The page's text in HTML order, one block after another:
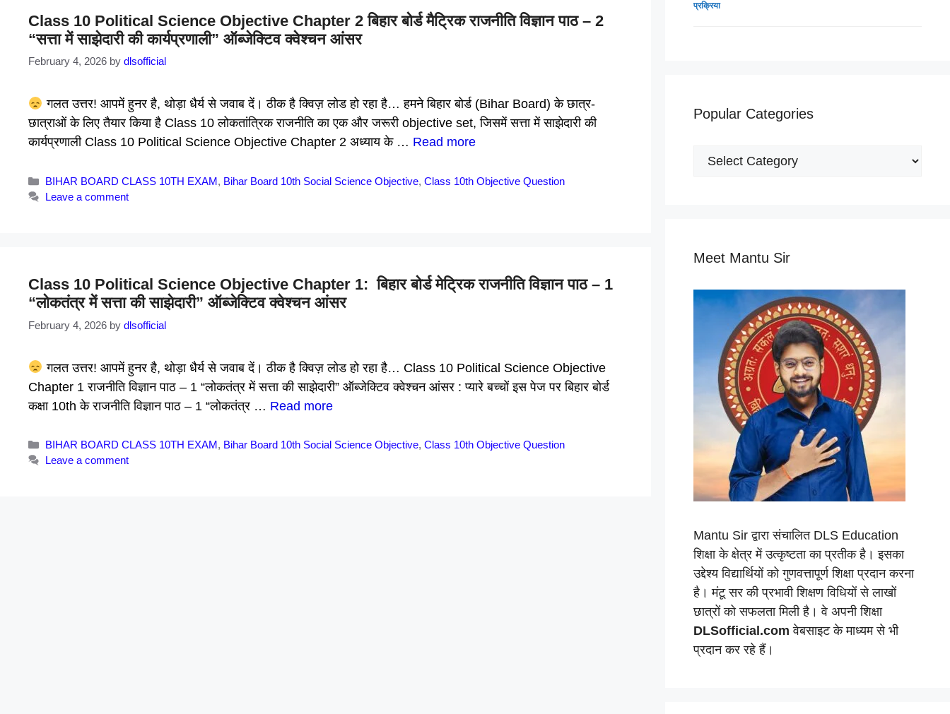
Class 10 Political Science Objective Chapter 2 बिहार बोर्ड मैट्रिक राजनीति विज्ञान पाठ – 2
“सत्ता में साझेदारी की कार्यप्रणाली” ऑब्जेक्टिव क्वेश्चन आंसर
February 4, 2026 by dlsofficial
गलत उत्तर! आपमें हुनर है, थोड़ा धैर्य से जवाब दें। ठीक है क्विज़ लोड हो रहा है… हमने बिहार बोर्ड (Bihar Board) के छात्र-
छात्राओं के लिए तैयार किया है Class 10 लोकतांत्रिक राजनीति का एक और जरूरी objective set, जिसमें सत्ता में साझेदारी की
कार्यप्रणाली Class 10 Political Science Objective Chapter 2 अध्याय के … Read more
Categories
BIHAR BOARD CLASS 10TH EXAM, Bihar Board 10th Social Science Objective,Class 10th Objective Question
Leave a comment
Class 10 Political Science Objective Chapter 1: बिहार बोर्ड मेट्रिक राजनीति विज्ञान पाठ – 1
“लोकतंत्र में सत्ता की साझेदारी” ऑब्जेक्टिव क्वेश्चन आंसर
February 4, 2026 by dlsofficial
गलत उत्तर! आपमें हुनर है, थोड़ा धैर्य से जवाब दें। ठीक है क्विज़ लोड हो रहा है… Class 10 Political Science Objective
Chapter 1 राजनीति विज्ञान पाठ – 1 “लोकतंत्र में सत्ता की साझेदारी” ऑब्जेक्टिव क्वेश्चन आंसर : प्यारे बच्चों इस पेज पर बिहार बोर्ड
कक्षा 10th के राजनीति विज्ञान पाठ – 1 “लोकतंत्र … Read more
Categories
BIHAR BOARD CLASS 10TH EXAM, Bihar Board 10th Social Science Objective,Class 10th Objective Question
Leave a comment
प्रक्रिया
Popular Categories
Popular
Meet Mantu Sir
Mantu Sir द्वारा संचालित DLS Education
शिक्षा के क्षेत्र में उत्कृष्टता का प्रतीक है। इसका
उद्देश्य विद्यार्थियों को गुणवत्तापूर्ण शिक्षा प्रदान करना
है। मंटू सर की प्रभावी शिक्षण विधियों से लाखों
छात्रों को सफलता मिली है। वे अपनी शिक्षा
DLSofficial.com वेबसाइट के माध्यम से भी
प्रदान कर रहे हैं।